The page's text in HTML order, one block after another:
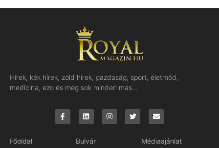
Hírek, kék hírek, zöld hírek, gazdaság, sport, életmód,
medicina, ezo és még sok minden más…
Főoldal Bulvár Médiaajánlat